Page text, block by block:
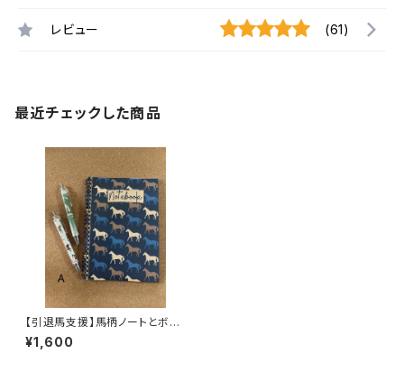
レビュー (61)
最近チェックした商品
【引退馬支援】馬柄ノートとボー
ルペン(2本)の文具セット
¥1,600